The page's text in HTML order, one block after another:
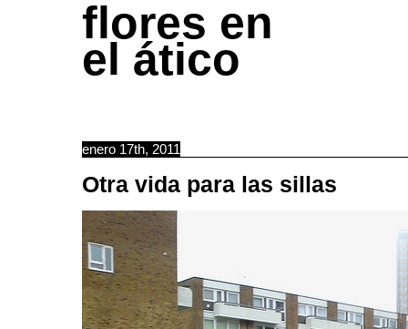
flores en
el ático
enero 17th, 2011
Otra vida para las sillas